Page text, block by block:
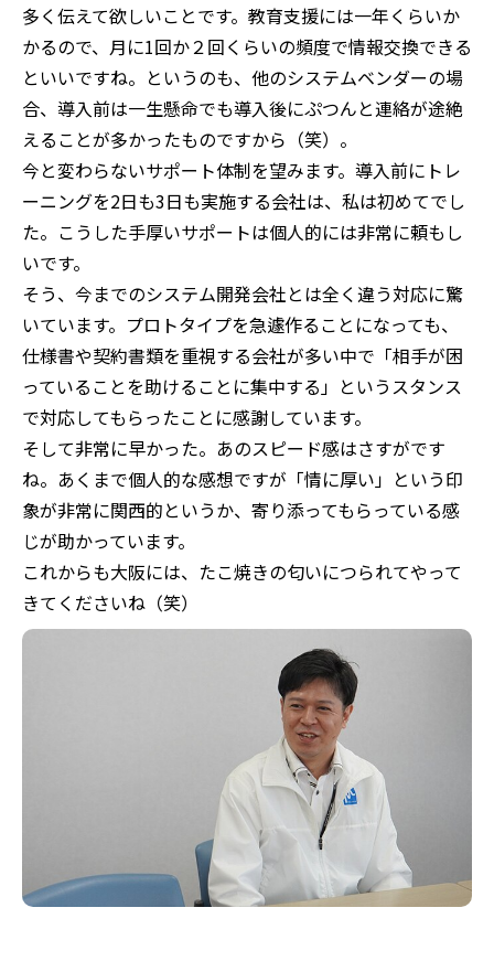
多く伝えて欲しいことです。教育支援には一年くらいか
かるので、月に1回か２回くらいの頻度で情報交換できる
といいですね。というのも、他のシステムベンダーの場
合、導入前は一生懸命でも導入後にぷつんと連絡が途絶
えることが多かったものですから（笑）。
今と変わらないサポート体制を望みます。導入前にトレ
ーニングを2日も3日も実施する会社は、私は初めてでし
た。こうした手厚いサポートは個人的には非常に頼もし
いです。
そう、今までのシステム開発会社とは全く違う対応に驚
いています。プロトタイプを急遽作ることになっても、
仕様書や契約書類を重視する会社が多い中で「相手が困
っていることを助けることに集中する」というスタンス
で対応してもらったことに感謝しています。
そして非常に早かった。あのスピード感はさすがです
ね。あくまで個人的な感想ですが「情に厚い」という印
象が非常に関西的というか、寄り添ってもらっている感
じが助かっています。
これからも大阪には、たこ焼きの匂いにつられてやって
きてくださいね（笑）